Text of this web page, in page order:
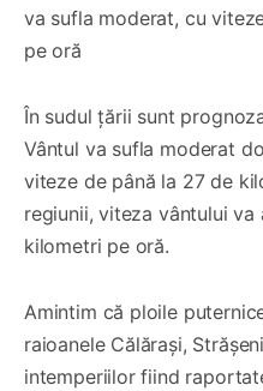
va sufla moderat, cu
pe oră
În sudul țării sunt
Vântul va sufla moderat
viteze de până la 27 de
regiunii, viteza vântului va
kilometri pe oră.
Amintim că ploile
raioanele Călărași,
intemperiilor fiind